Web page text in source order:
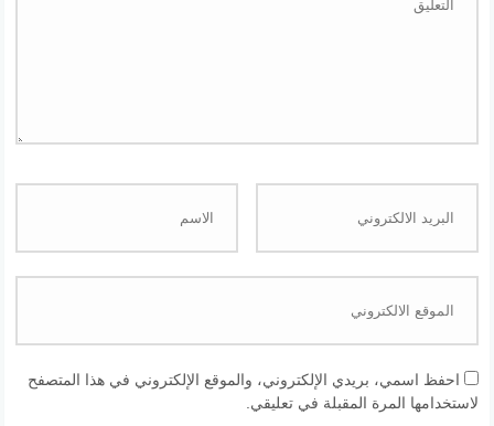
احفظ اسمي، بريدي الإلكتروني، والموقع الإلكتروني في هذا المتصفح
لاستخدامها المرة المقبلة في تعليقي.